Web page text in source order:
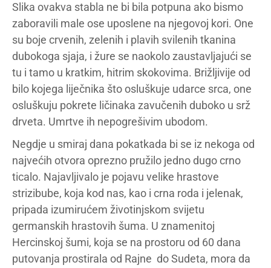
Slika ovakva stabla ne bi bila potpuna ako bismo
zaboravili male ose uposlene na njegovoj kori. One
su boje crvenih, zelenih i plavih svilenih tkanina
dubokoga sjaja, i žure se naokolo zaustavljajući se
tu i tamo u kratkim, hitrim skokovima. Brižljivije od
bilo kojega liječnika što osluškuje udarce srca, one
osluškuju pokrete ličinaka zavučenih duboko u srž
drveta. Umrtve ih nepogrešivim ubodom.
Negdje u smiraj dana pokatkada bi se iz nekoga od
najvećih otvora oprezno pružilo jedno dugo crno
ticalo. Najavljivalo je pojavu velike hrastove
strizibube, koja kod nas, kao i crna roda i jelenak,
pripada izumirućem životinjskom svijetu
germanskih hrastovih šuma. U znamenitoj
Hercinskoj šumi, koja se na prostoru od 60 dana
putovanja prostirala od Rajne do Sudeta, mora da